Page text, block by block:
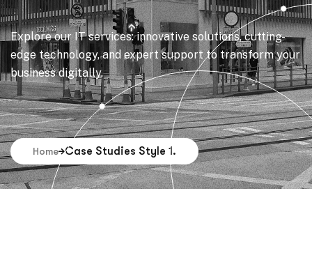
Explore our IT services: innovative solutions, cutting-
edge technology, and expert support to transform your
business digitally.
Home Case Studies Style 1.